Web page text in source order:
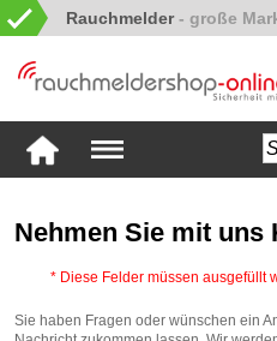
Rauchmelder
Nehmen Sie mit uns
* Diese Felder müssen ausgefüllt
Sie haben Fragen oder wünschen ein